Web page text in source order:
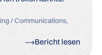
/ Communications,
Bericht lesen